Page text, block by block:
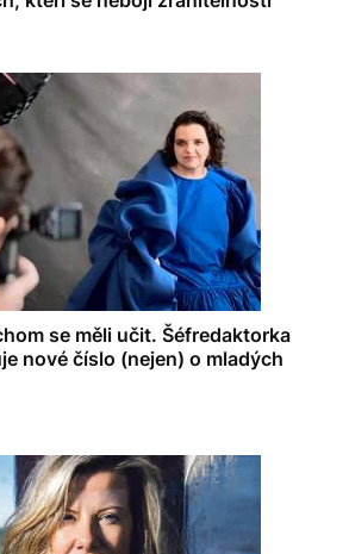
se měli učit. Šéfredaktorka
nové číslo (nejen) o mladých